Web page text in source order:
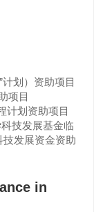
划）资助项目
项目
计划资助项目
技发展基金临
技发展资金资助
in